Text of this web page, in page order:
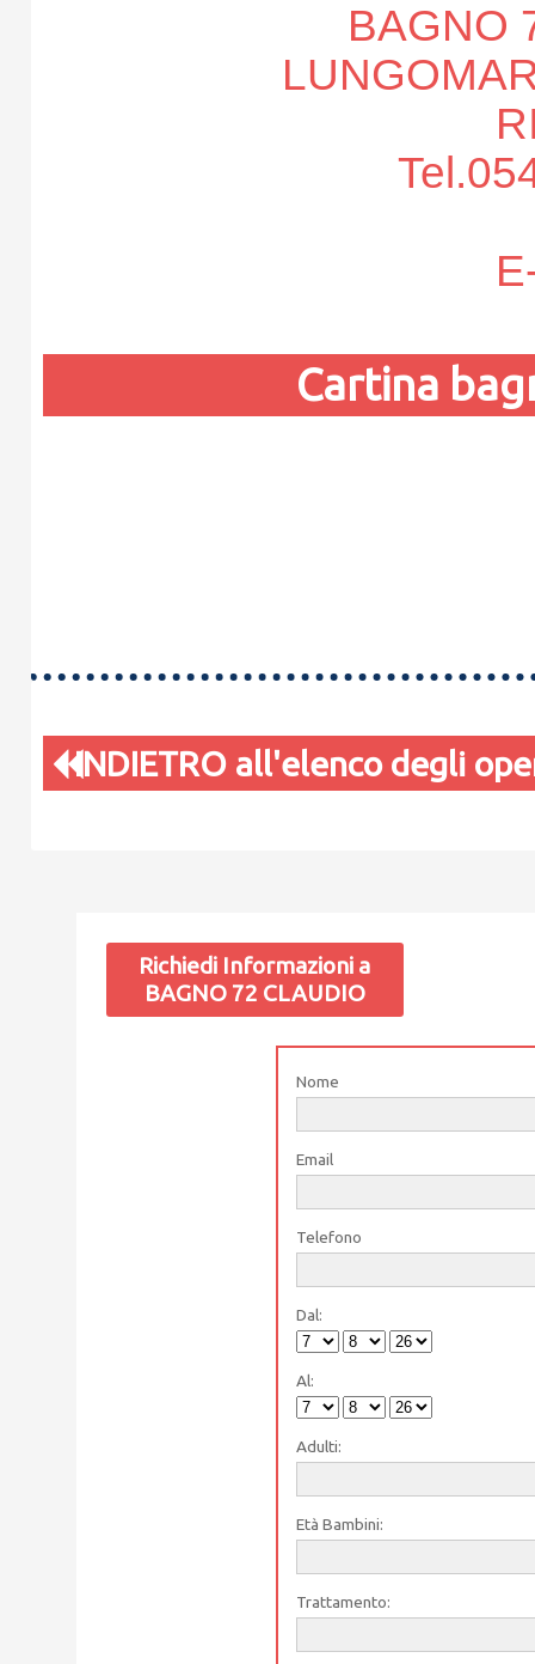
BAGNO
Cartina
INDIETRO all'elenco degli
Richiedi Informazioni a
BAGNO 72 CLAUDIO
Nome
Email
Telefono
Dal:
Al:
Adulti:
Età Bambini:
Trattamento: